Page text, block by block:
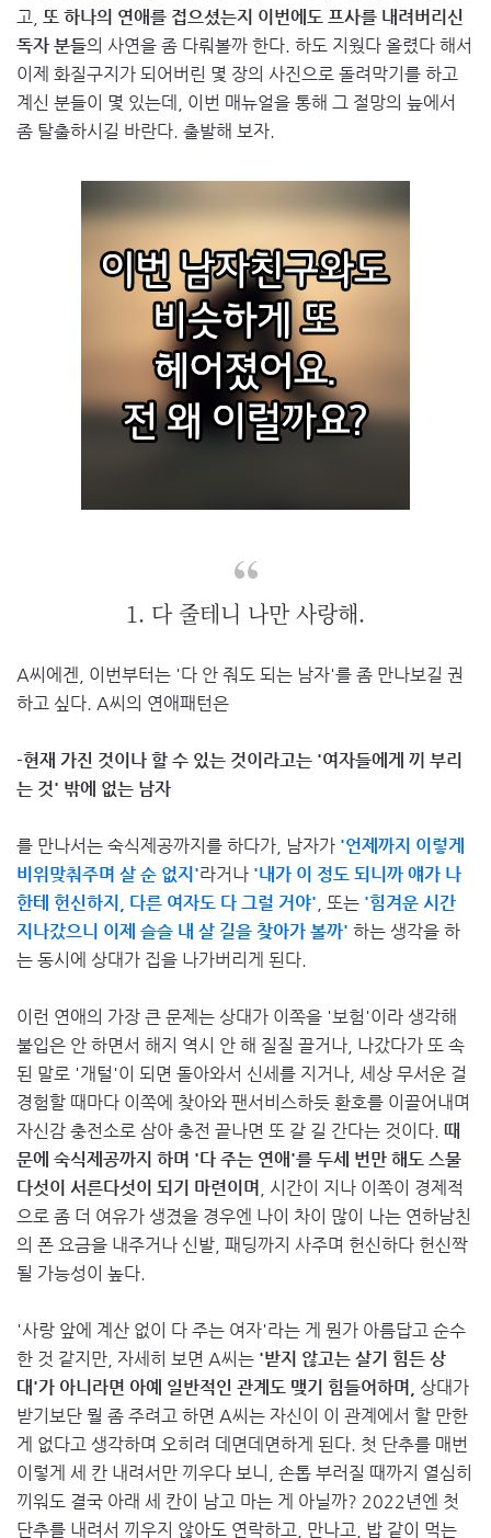
고, 또 하나의 연애를 접으셨는지 이번에도 프사를 내려버리신
독자 분들의 사연을 좀 다뤄볼까 한다. 하도 지웠다 올렸다 해서
이제 화질구지가 되어버린 몇 장의 사진으로 돌려막기를 하고
계신 분들이 몇 있는데, 이번 매뉴얼을 통해 그 절망의 늪에서
좀 탈출하시길 바란다. 출발해 보자.
1. 다 줄테니 나만 사랑해.
A씨에겐, 이번부터는 '다 안 줘도 되는 남자'를 좀 만나보길 권
하고 싶다. A씨의 연애패턴은
-현재 가진 것이나 할 수 있는 것이라고는 '여자들에게 끼 부리
는 것' 밖에 없는 남자
를 만나서는 숙식제공까지를 하다가, 남자가 '언제까지 이렇게
비위맞춰주며 살 순 없지'라거나 '내가 이 정도 되니까 얘가 나
한테 헌신하지, 다른 여자도 다 그럴 거야' , 또는 '힘겨운 시간
지나갔으니 이제 슬슬 내 살 길을 찾아가 볼까' 하는 생각을 하
는 동시에 상대가 집을 나가버리게 된다.
이런 연애의 가장 큰 문제는 상대가 이쪽을 '보험'이라 생각해
불입은 안 하면서 해지 역시 안 해 질질 끌거나, 나갔다가 또 속
된 말로 '개털'이 되면 돌아와서 신세를 지거나, 세상 무서운 걸
경험할 때마다 이쪽에 찾아와 팬서비스하듯 환호를 이끌어내며
자신감 충전소로 삼아 충전 끝나면 또 갈 길 간다는 것이다. 때
문에 숙식제공까지 하며 '다 주는 연애'를 두세 번만 해도 스물
다섯이 서른다섯이 되기 마련이며
, 시간이 지나 이쪽이 경제적
으로 좀 더 여유가 생겼을 경우엔 나이 차이 많이 나는 연하남친
의 폰 요금을 내주거나 신발, 패딩까지 사주며 헌신하다 헌신짝
될 가능성이 높다.
'사랑 앞에 계산 없이 다 주는 여자'라는 게 뭔가 아름답고 순수
한 것 같지만, 자세히 보면 A씨는 '받지 않고는 살기 힘든 상
대'가 아니라면 아예 일반적인 관계도 맺기 힘들어하며,
상대가
받기보단 뭘 좀 주려고 하면 A씨는 자신이 이 관계에서 할 만한
게 없다고 생각하며 오히려 데면데면하게 된다. 첫 단추를 매번
이렇게 세 칸 내려서만 끼우다 보니, 손톱 부러질 때까지 열심히
끼워도 결국 아래 세 칸이 남고 마는 게 아닐까? 2022년엔 첫
단추를 내려서 끼우지 않아도 연락하고, 만나고, 밥 같이 먹는